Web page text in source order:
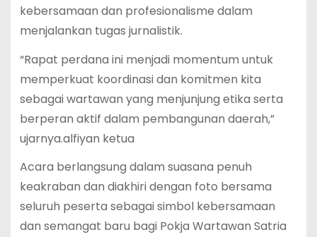
kebersamaan dan profesionalisme dalam
menjalankan tugas jurnalistik.
“Rapat perdana ini menjadi momentum untuk
memperkuat koordinasi dan komitmen kita
sebagai wartawan yang menjunjung etika serta
berperan aktif dalam pembangunan daerah,”
ujarnya.alfiyan ketua
Acara berlangsung dalam suasana penuh
keakraban dan diakhiri dengan foto bersama
seluruh peserta sebagai simbol kebersamaan
dan semangat baru bagi Pokja Wartawan Satria